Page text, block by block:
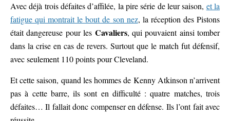
Avec déjà trois défaites d’affilée, la pire série de leur saison, et la
fatigue qui montrait le bout de son nez, la réception des Pistons
était dangereuse pour les Cavaliers, qui pouvaient ainsi tomber
dans la crise en cas de revers. Surtout que le match fut défensif,
avec seulement 110 points pour Cleveland.
Et cette saison, quand les hommes de Kenny Atkinson n’arrivent
pas à cette barre, ils sont en difficulté : quatre matches, trois
défaites… Il fallait donc compenser en défense. Ils l’ont fait avec